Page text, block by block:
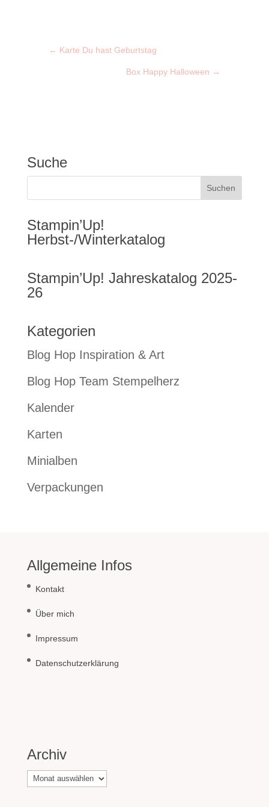
← Karte Du hast Geburtstag
Box Happy Halloween →
Suche
Stampin’Up!
Herbst-/Winterkatalog
Stampin’Up! Jahreskatalog 2025-
26
Kategorien
Blog Hop Inspiration & Art
Blog Hop Team Stempelherz
Kalender
Karten
Minialben
Verpackungen
Allgemeine Infos
Kontakt
Über mich
Impressum
Datenschutzerklärung
Archiv
Archiv